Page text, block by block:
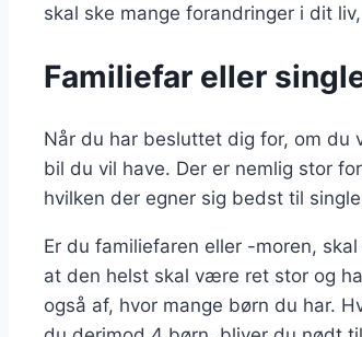
skal ske mange forandringer i dit
Familiefar eller
Når du har besluttet dig for, om du
bil du vil have. Der er nemlig stor
hvilken der egner sig bedst til
Er du familiefaren eller -moren,
at den helst skal være ret stor og
også af, hvor mange børn du har.